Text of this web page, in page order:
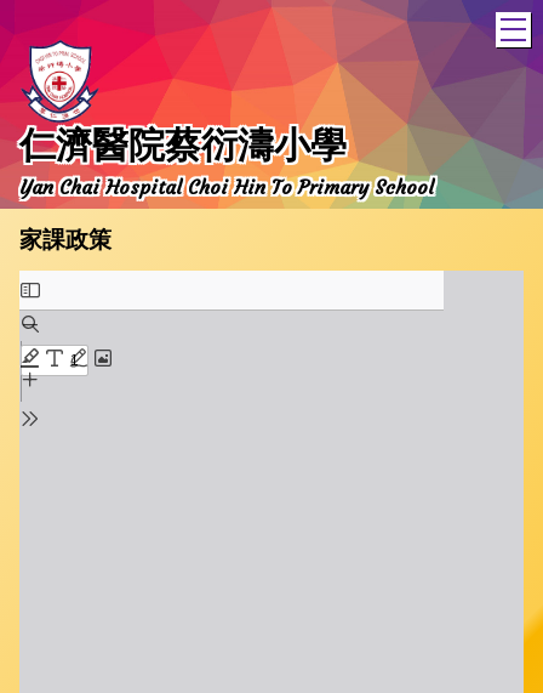
仁濟醫院蔡衍濤小學
Yan Chai Hospital Choi Hin To Primary School
家課政策